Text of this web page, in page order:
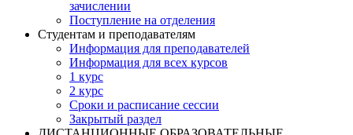
зачислении
Поступление на отделения
Студентам и преподавателям
Информация для преподавателей
Информация для всех курсов
1 курс
2 курс
Сроки и расписание сессии
Закрытый раздел